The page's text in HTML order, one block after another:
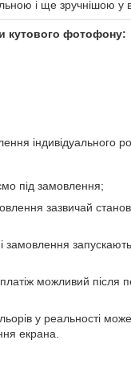
і ще зручнішою у
кутового фотофону:
індивідуального
під замовлення;
зазвичай
замовлення
можливий після
у реальності
екрана.